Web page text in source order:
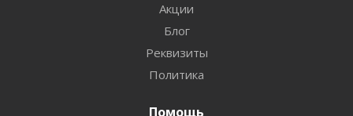
Акции
Блог
Реквизиты
Политика
Помощь